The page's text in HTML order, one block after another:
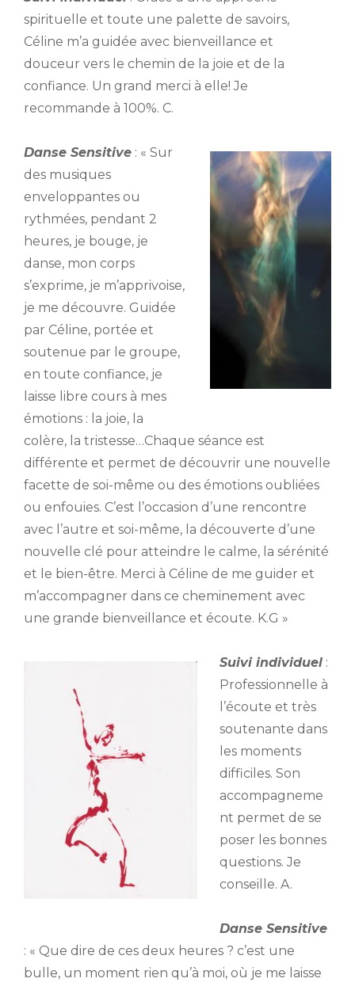
spirituelle et toute une palette de savoirs,
Céline m’a guidée avec bienveillance et
douceur vers le chemin de la joie et de la
confiance. Un grand merci à elle! Je
recommande à 100%. C.
Danse Sensitive : « Sur
des musiques
enveloppantes ou
rythmées, pendant 2
heures, je bouge, je
danse, mon corps
s’exprime, je m’apprivoise,
je me découvre. Guidée
par Céline, portée et
soutenue par le groupe,
en toute confiance, je
laisse libre cours à mes
émotions : la joie, la
colère, la tristesse…Chaque séance est
différente et permet de découvrir une nouvelle
facette de soi-même ou des émotions oubliées
ou enfouies. C’est l’occasion d’une rencontre
avec l’autre et soi-même, la découverte d’une
nouvelle clé pour atteindre le calme, la sérénité
et le bien-être. Merci à Céline de me guider et
m’accompagner dans ce cheminement avec
une grande bienveillance et écoute. K.G »
Suivi individuel :
Professionnelle à
l’écoute et très
soutenante dans
les moments
difficiles. Son
accompagneme
nt permet de se
poser les bonnes
questions. Je
conseille. A.
Danse Sensitive
: « Que dire de ces deux heures ? c’est une
bulle, un moment rien qu’à moi, où je me laisse